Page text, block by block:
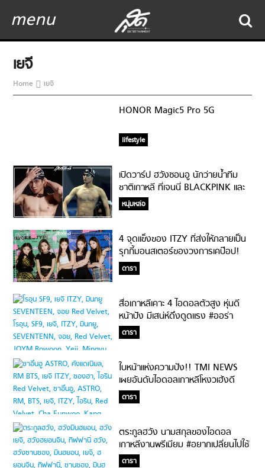
menu
เยจี
Home เยจี
HONOR Magic5 Pro 5G
lifestyle
เปิดวาร์ป ฮวังซอนอู นักว่ายน้ำทีม
ชาติเกาหลี ที่เจนนี่ BLACKPINK และ
เยจี ITZY ลง IG ซัพพอร์ต!
หนุ่มหล่อ
4 จุดแข็งของ ITZY ที่ส่งให้กลายเป็น
รุกกี้มอนสเตอร์ของวงการเคป๊อป!
ดารา
สื่อเกาหลีเคาะ 4 ไอดอลตัวสูง หุ่นดี
หน้าปัง มีเสน่ห์ดึงดูดแรง #ออร่า
กระแทกใจเต็มๆ
ดารา
ใบหน้าแห่งความปัง!! TMI NEWS
เผยอันดับไอดอลเกาหลีโหงวเฮ้งดี
TOP3 ของฝั่งหญิงและฝั่งชายจะเป็น
ใครบ้างน้าา?!?
ดารา
ตระกูลฮวัง นามสกุลของไอดอล
เกาหลีงานพรีเมียม #อยากเปลี่ยนไปใช้
นามสกุลนี้
ดารา